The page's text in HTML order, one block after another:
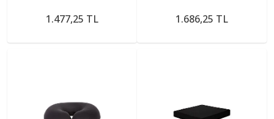
1.477,25 TL 1.686,25 TL